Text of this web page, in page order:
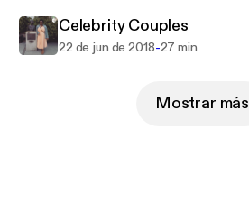
Celebrity Couples
22 de jun de 2018-27 min
Mostrar más